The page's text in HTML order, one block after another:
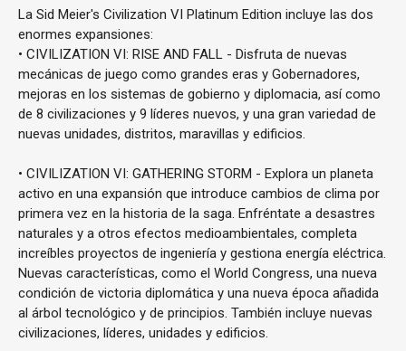
La Sid Meier's Civilization VI Platinum Edition incluye las dos
enormes expansiones:
• CIVILIZATION VI: RISE AND FALL - Disfruta de nuevas
mecánicas de juego como grandes eras y Gobernadores,
mejoras en los sistemas de gobierno y diplomacia, así como
de 8 civilizaciones y 9 líderes nuevos, y una gran variedad de
nuevas unidades, distritos, maravillas y edificios.
• CIVILIZATION VI: GATHERING STORM - Explora un planeta
activo en una expansión que introduce cambios de clima por
primera vez en la historia de la saga. Enfréntate a desastres
naturales y a otros efectos medioambientales, completa
increíbles proyectos de ingeniería y gestiona energía eléctrica.
Nuevas características, como el World Congress, una nueva
condición de victoria diplomática y una nueva época añadida
al árbol tecnológico y de principios. También incluye nuevas
civilizaciones, líderes, unidades y edificios.